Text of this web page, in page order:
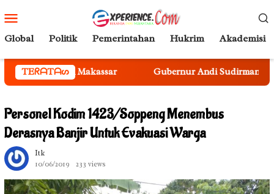
ke
kontenMobile
Global Politik Pemerintahan Hukrim Akademisi
TEᖇᗩTᗩᔕ
di Makassar Gubernur Andi Sudirman Kukuhkan
Personel Kodim 1423/Soppeng Menembus
Derasnya Banjir Untuk Evakuasi Warga
Itk
10/06/2019
233 views